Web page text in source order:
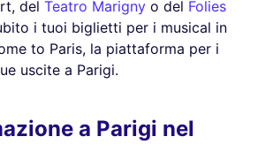
del Teatro Marigny o del Folies
i tuoi biglietti per i musical in
to Paris, la piattaforma per i
uscite a Parigi.
a Parigi nel